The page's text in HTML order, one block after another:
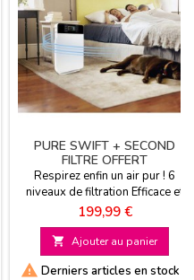
PURE SWIFT + SECOND
FILTRE OFFERT
Respirez enfin un air pur ! 6
niveaux de filtration Efficace et
silencieux Mode automatique
24h
Prix
199,99 €
 Ajouter au panier
 Derniers articles en stock